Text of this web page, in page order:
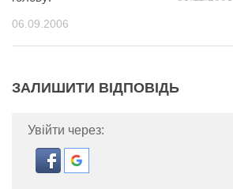
06.09.2006
ЗАЛИШИТИ ВІДПОВІДЬ
Увійти через: